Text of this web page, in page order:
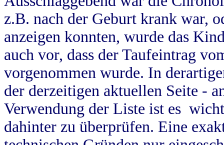
z.B. nach der Geburt krank war,
anzeigen konnten, wurde das
auch vor, dass der Taufeintrag
vorgenommen wurde. In
der derzeitigen aktuellen Seite -
Verwendung der Liste ist es
dahinter zu überprüfen. Eine